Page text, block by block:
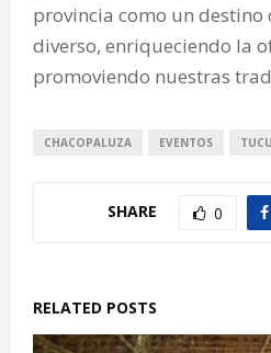
provincia como un
diverso, enriqueciendo la
promoviendo nuestras
CHACOPALUZA EVENTOS
SHARE 0
RELATED POSTS